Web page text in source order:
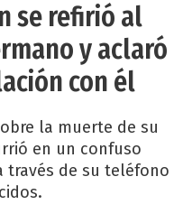
se refirió al
y aclaró
con él
la muerte de su
en un confuso
través de su teléfono